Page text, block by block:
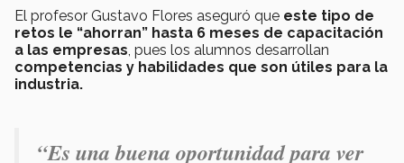
El profesor Gustavo Flores aseguró que este tipo de
retos le “ahorran” hasta 6 meses de capacitación
a las empresas, pues los alumnos desarrollan
competencias y habilidades que son útiles para la
industria.
“Es una buena oportunidad para ver